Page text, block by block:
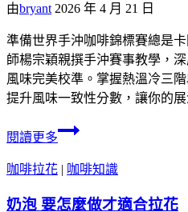
由bryant 2026 年 4 月 21 日
準備世界手沖咖啡錦標賽總是
師楊宗穎親撰手沖賽事教學，
風味完美校準。掌握熱溫冷三
提升風味一致性分數，讓你的
閱讀更多
咖啡拉花 | 咖啡知識
奶泡 要怎麼做才適合拉花